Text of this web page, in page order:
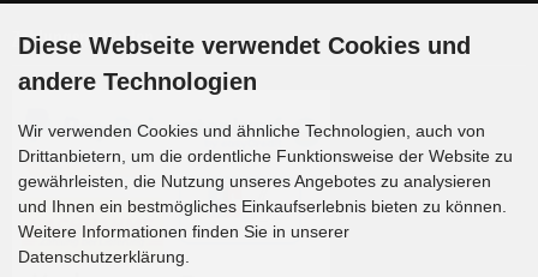
Zahlungsmethoden
Diese Webseite verwendet Cookies und
andere Technologien
Wir verwenden Cookies und ähnliche Technologien, auch von
Drittanbietern, um die ordentliche Funktionsweise der Website zu
gewährleisten, die Nutzung unseres Angebotes zu analysieren
und Ihnen ein bestmögliches Einkaufserlebnis bieten zu können.
Weitere Informationen finden Sie in unserer
Datenschutzerklärung.